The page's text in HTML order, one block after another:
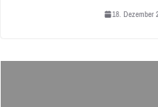
18. Dezember